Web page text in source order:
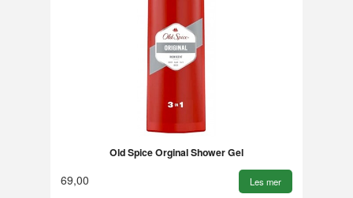
Old Spice Orginal Shower Gel
69,00 Les mer